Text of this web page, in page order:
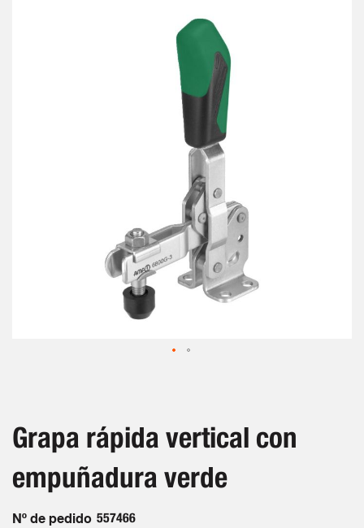
de
la
de
imágenes
Grapa rápida vertical con
empuñadura verde
Nº de pedido 557466